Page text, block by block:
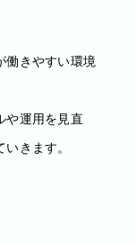
働きやすい環境
や運用を見直
きます。